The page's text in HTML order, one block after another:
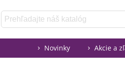
Novinky Akcie a